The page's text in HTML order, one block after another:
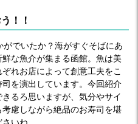
！！
でいたか？海がすぐそばにあ
な魚介が集まる函館。魚は美
れお店によって創意工夫をこ
を演出しています。今回紹介
るろ思いますが、気分やサイ
慮しながら絶品のお寿司を堪